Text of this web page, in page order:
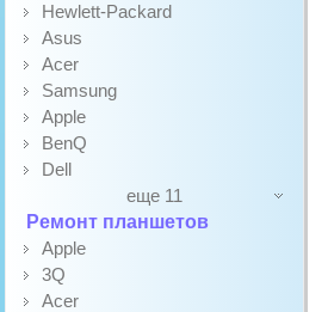
Hewlett-Packard
Asus
Acer
Samsung
Apple
BenQ
Dell
еще 11
Ремонт планшетов
Apple
3Q
Acer